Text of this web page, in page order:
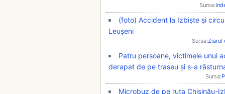
Sursa:
(foto) Accident la Izbiște și
Leușeni
Sursa:Ziarul
Patru persoane, victimele unui
derapat de pe traseu și s-a
Sursa:
Microbuz de pe ruta Chișinău-